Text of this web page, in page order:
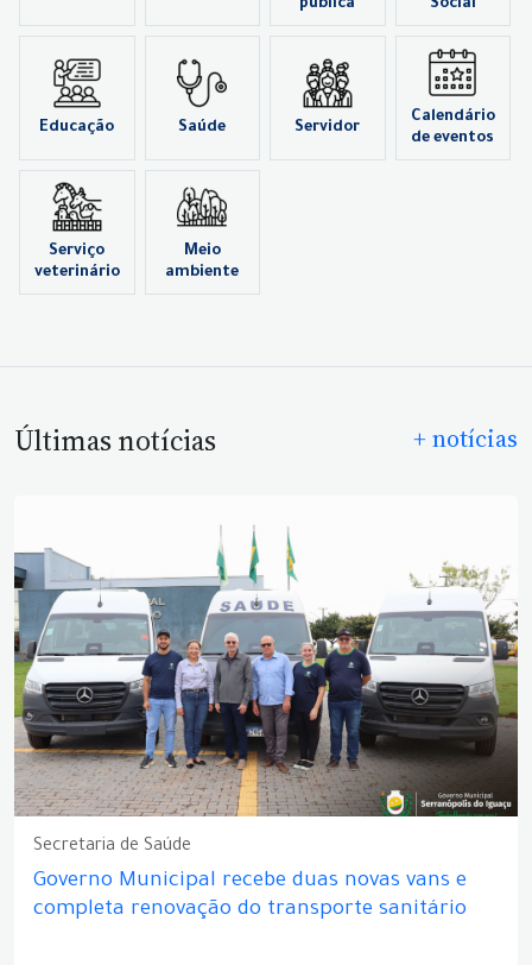
pública Social
Educação Saúde Servidor
Calendário
de eventos
Serviço
veterinário
Meio
ambiente
Últimas notícias + notícias
Secretaria de Saúde
Governo Municipal recebe duas novas vans e
completa renovação do transporte sanitário